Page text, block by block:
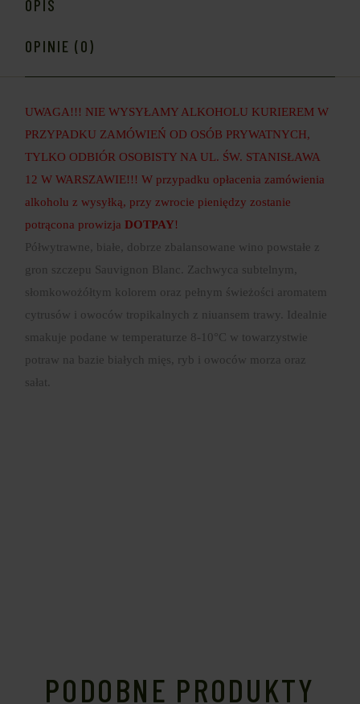
OPIS
OPINIE (0)
UWAGA!!! NIE WYSYŁAMY ALKOHOLU KURIEREM W
PRZYPADKU ZAMÓWIEŃ OD OSÓB PRYWATNYCH,
TYLKO ODBIÓR OSOBISTY NA UL. ŚW. STANISŁAWA
12 W WARSZAWIE!!! W przypadku opłacenia zamówienia
alkoholu z wysyłką, przy zwrocie pieniędzy zostanie
potrącona prowizjaDOTPAY!
Półwytrawne, białe, dobrze zbalansowane wino powstałe z
gron szczepu Sauvignon Blanc. Zachwyca subtelnym,
słomkowożółtym kolorem oraz pełnym świeżości aromatem
cytrusów i owoców tropikalnych z niuansem trawy. Idealnie
smakuje podane w temperaturze 8-10°C w towarzystwie
potraw na bazie białych mięs, ryb i owoców morza oraz
sałat.
PODOBNE PRODUKTY